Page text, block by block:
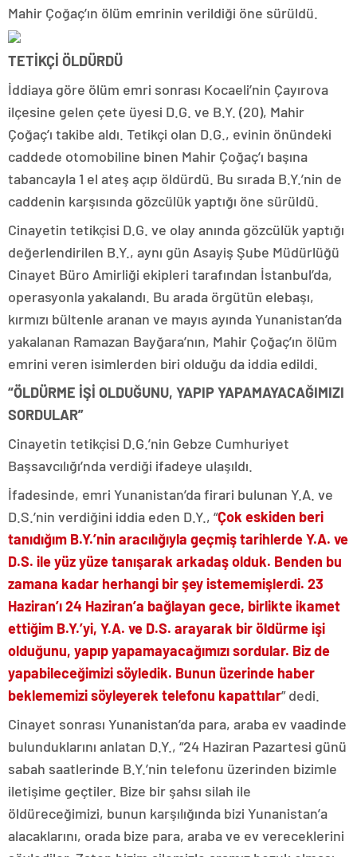
Mahir Çoğaç’ın ölüm emrinin verildiği öne sürüldü.
TETİKÇİ ÖLDÜRDÜ
İddiaya göre ölüm emri sonrası Kocaeli’nin Çayırova
ilçesine gelen çete üyesi D.G. ve B.Y. (20), Mahir
Çoğaç’ı takibe aldı. Tetikçi olan D.G., evinin önündeki
caddede otomobiline binen Mahir Çoğaç’ı başına
tabancayla 1 el ateş açıp öldürdü. Bu sırada B.Y.’nin de
caddenin karşısında gözcülük yaptığı öne sürüldü.
Cinayetin tetikçisi D.G. ve olay anında gözcülük yaptığı
değerlendirilen B.Y., aynı gün Asayiş Şube Müdürlüğü
Cinayet Büro Amirliği ekipleri tarafından İstanbul’da,
operasyonla yakalandı. Bu arada örgütün elebaşı,
kırmızı bültenle aranan ve mayıs ayında Yunanistan’da
yakalanan Ramazan Bayğara’nın, Mahir Çoğaç’ın ölüm
emrini veren isimlerden biri olduğu da iddia edildi.
“ÖLDÜRME İŞİ OLDUĞUNU, YAPIP YAPAMAYACAĞIMIZI
SORDULAR”
Cinayetin tetikçisi D.G.’nin Gebze Cumhuriyet
Başsavcılığı’nda verdiği ifadeye ulaşıldı.
İfadesinde, emri Yunanistan’da firari bulunan Y.A. ve
D.S.’nin verdiğini iddia eden D.Y., “Çok eskiden beri
tanıdığım B.Y.’nin aracılığıyla geçmiş tarihlerde Y.A. ve
D.S. ile yüz yüze tanışarak arkadaş olduk. Benden bu
zamana kadar herhangi bir şey istememişlerdi. 23
Haziran’ı 24 Haziran’a bağlayan gece, birlikte ikamet
ettiğim B.Y.’yi, Y.A. ve D.S. arayarak bir öldürme işi
olduğunu, yapıp yapamayacağımızı sordular. Biz de
yapabileceğimizi söyledik. Bunun üzerinde haber
beklememizi söyleyerek telefonu kapattılar” dedi.
Cinayet sonrası Yunanistan’da para, araba ev vaadinde
bulunduklarını anlatan D.Y., “24 Haziran Pazartesi günü
sabah saatlerinde B.Y.’nin telefonu üzerinden bizimle
iletişime geçtiler. Bize bir şahsı silah ile
öldüreceğimizi, bunun karşılığında bizi Yunanistan’a
alacaklarını, orada bize para, araba ve ev vereceklerini